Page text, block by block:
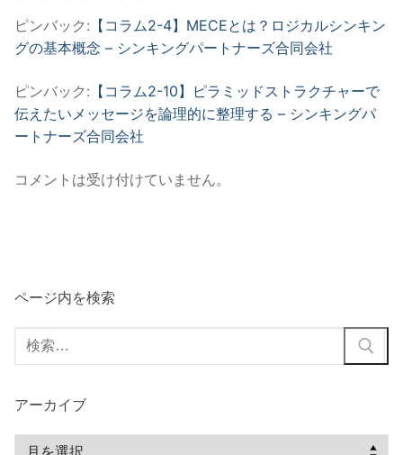
シ
ョ
ン
ピンバック: 【コラム2-4】MECEとは？ロジカルシンキン
グの基本概念 – シンキングパートナーズ合同会社
ピンバック: 【コラム2-10】ピラミッドストラクチャーで
伝えたいメッセージを論理的に整理する – シンキングパ
ートナーズ合同会社
コメントは受け付けていません。
ページ内を検索
検
索:
アーカイブ